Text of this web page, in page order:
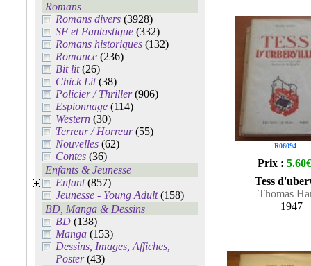
Romans
Romans divers (3928)
SF et Fantastique (332)
Romans historiques (132)
Romance (236)
Bit lit(26)
Chick Lit(38)
Policier / Thriller(906)
Espionnage (114)
Western (30)
Terreur / Horreur(55)
Nouvelles (62)
Contes (36)
Enfants & Jeunesse
Enfant(857)
Jeunesse - Young Adult(158)
BD, Manga & Dessins
BD (138)
Manga (153)
Dessins, Images, Affiches,
Poster(43)
R06094
Prix : 5.60€
Tess
Thomas
1947